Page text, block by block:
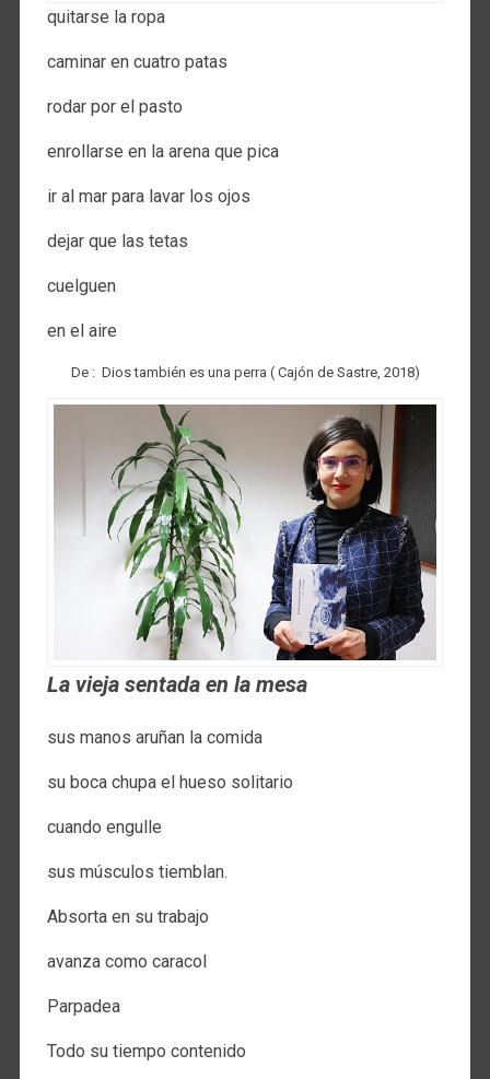
quitarse la ropa
caminar en cuatro patas
rodar por el pasto
enrollarse en la arena que pica
ir al mar para lavar los ojos
dejar que las tetas
cuelguen
en el aire
De : Dios también es una perra ( Cajón de Sastre, 2018)
La vieja sentada en la mesa
sus manos aruñan la comida
su boca chupa el hueso solitario
cuando engulle
sus músculos tiemblan.
Absorta en su trabajo
avanza como caracol
Parpadea
Todo su tiempo contenido